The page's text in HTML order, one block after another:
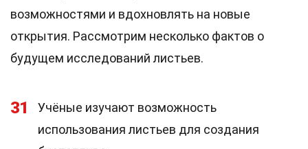
возможностями и вдохновлять на новые
открытия. Рассмотрим несколько фактов о
будущем исследований листьев.
31
Учёные изучают возможность
использования листьев для создания